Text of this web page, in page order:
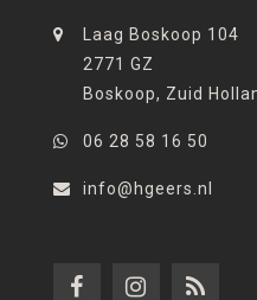
Laag Boskoop 104
2771 GZ
Boskoop, Zuid
06 28 58 16 50
info@hgeers.nl